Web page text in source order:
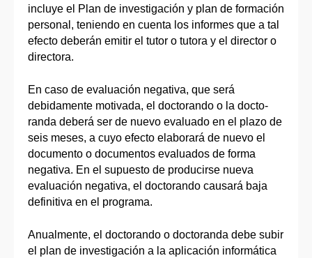
incluye el Plan de investigación y plan de formación
personal, teniendo en cuenta los informes que a tal
efecto deberán emitir el tutor o tutora y el director o
directora.
En caso de evaluación negativa, que será
debidamente motivada, el doctorando o la docto-
randa deberá ser de nuevo evaluado en el plazo de
seis meses, a cuyo efecto elaborará de nuevo el
documento o documentos evaluados de forma
negativa. En el supuesto de producirse nueva
evaluación negativa, el doctorando causará baja
definitiva en el programa.
Anualmente, el doctorando o doctoranda debe subir
el plan de investigación a la aplicación informática